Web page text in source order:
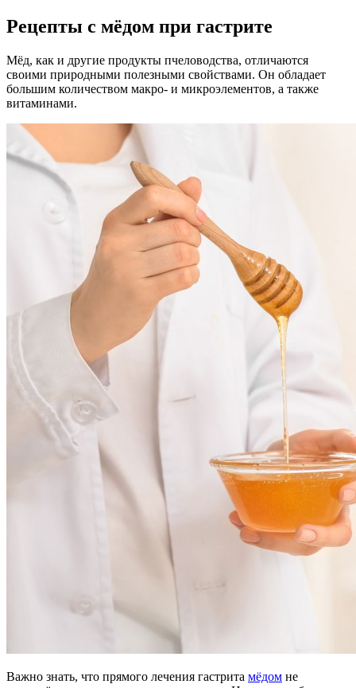
Рецепты с мёдом при гастрите
Мёд, как и другие продукты пчеловодства, отличаются
своими природными полезными свойствами. Он обладает
большим количеством макро- и микроэлементов, а также
витаминами.
Важно знать, что прямого лечения гастрита мёдом не